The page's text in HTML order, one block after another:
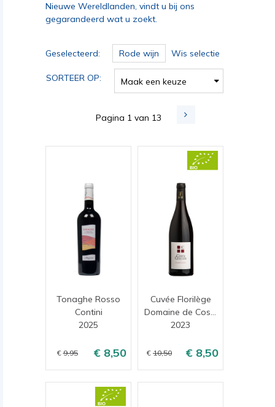
Nieuwe Wereldlanden, vindt u bij ons
gegarandeerd wat u zoekt.
Geselecteerd: Rode wijn Wis selectie
SORTEER OP: Maak een keuze
Pagina 1 van 13
Tonaghe Rosso
Contini
2025
9,95 8,50
Cuvée Florilège
Domaine de Coste Chaude
2023
10,50 8,50